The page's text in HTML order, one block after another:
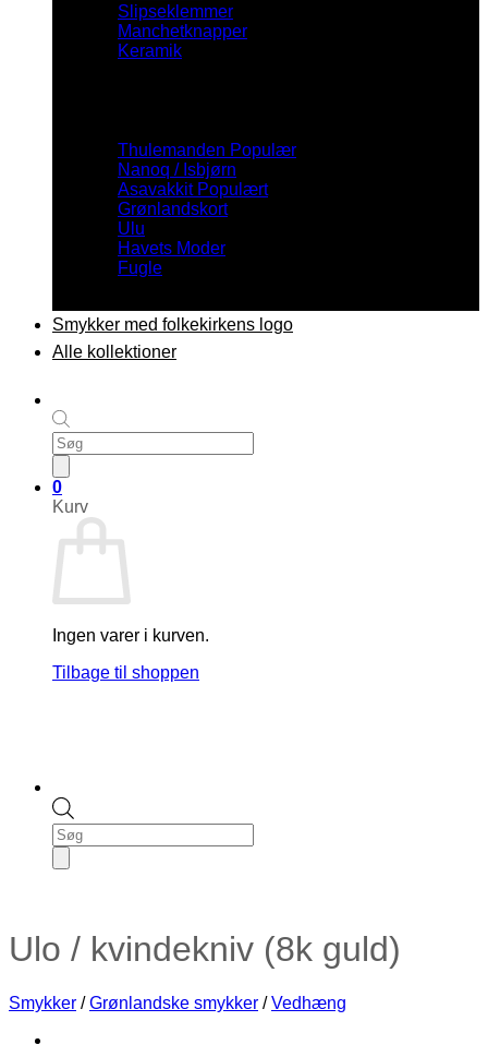
Products
search
0
Kurv
Ingen varer i kurven.
Tilbage til shoppen
Slipseklemmer
Manchetknapper
Keramik
Thulemanden
Nanoq / Isbjørn
Asavakkit
Grønlandskort
Ulu
Havets Moder
Fugle
Smykker med folkekirkens logo
Alle kollektioner
Products
search
Ulo / kvindekniv (8k guld)
Smykker / Grønlandske smykker / Vedhæng